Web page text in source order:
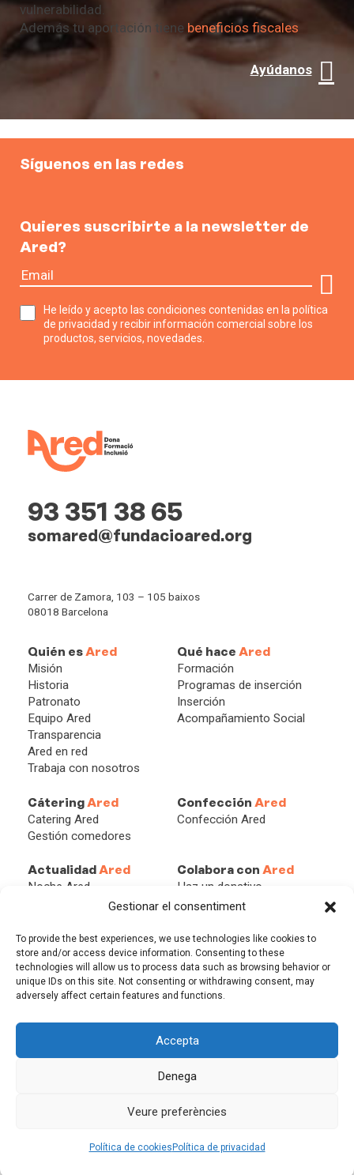
Gestionar el consentiment
To provide the best experiences, we use technologies like cookies to
store and/or access device information. Consenting to these
technologies will allow us to process data such as browsing behavior or
unique IDs on this site. Not consenting or withdrawing consent, may
adversely affect certain features and functions.
Accepta
Denega
Veure preferències
Política de cookies Política de privacidad
vulnerabilidad.
Además tu aportación tiene beneficios fiscales
Ayúdanos
Síguenos en las redes
Quieres suscribirte a la newsletter de
Ared?
He leído y acepto las condiciones contenidas en la política
de privacidad y recibir información comercial sobre los
productos, servicios, novedades.
93 351 38 65
somared@fundacioared.org
Carrer de Zamora, 103 – 105 baixos
08018 Barcelona
Quién esAred
Misión
Historia
Patronato
Equipo Ared
Transparencia
Ared en red
Trabaja con nosotros
Qué hace Ared
Formación
Programas de inserción
Inserción
Acompañamiento Social
Cátering Ared
Catering Ared
Gestión comedores
Confección Ared
Confección Ared
ActualidadAred
Noche Ared
Colabora con Ared
Haz un donativo
Becas Ared
Empresa solidaria
Persona solidaria
Herencias y Legados
©2026 FUNDACIÓ ARED
POLÍTICA DE PRIVACIDAD